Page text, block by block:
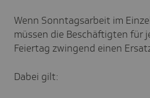
Wenn Sonntagsarbeit im
müssen die Beschäftigten für
Feiertag zwingend einen
Dabei gilt: